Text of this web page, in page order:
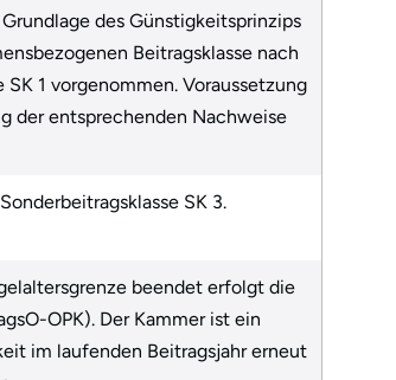
des Günstigkeitsprinzips
Beitragsklasse nach
SK 1 vorgenommen. Voraussetzung
der entsprechenden Nachweise
SK 3.
beendet erfolgt die
OPK). Der Kammer ist ein
im laufenden Beitragsjahr erneut